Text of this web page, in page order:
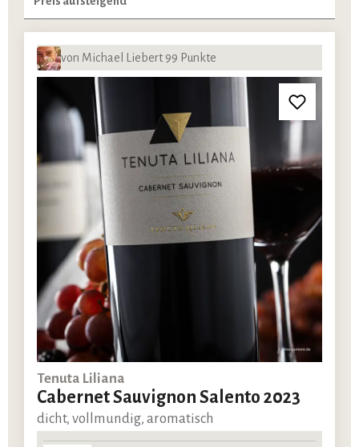
von Michael Liebert 99 Punkte
Tenuta Liliana
Cabernet Sauvignon Salento 2023
dicht, vollmundig, aromatisch